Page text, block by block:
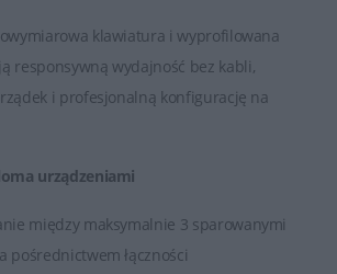
klawiatura i wyprofilowana
responsywną wydajność bez kabli,
i profesjonalną konfigurację na
urządzeniami
między maksymalnie 3 sparowanymi
pośrednictwem łączności